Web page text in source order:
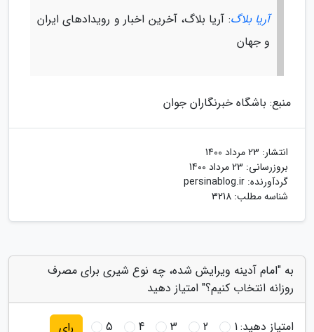
آریا بلاگ: آریا بلاگ، آخرین اخبار و رویدادهای ایران
و جهان
منبع: باشگاه خبرنگاران جوان
انتشار: 23 مرداد 1400
بروزرسانی: 23 مرداد 1400
گردآورنده: persinablog.ir
شناسه مطلب: 3218
به "امام آدینه ویرایش شده، چه نوع شیری برای مصرف
روزانه انتخاب کنیم؟" امتیاز دهید
امتیاز دهید:1
2
3
4
5 رای